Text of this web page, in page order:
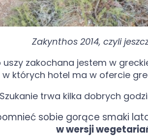
Zakynthos 2014, czyli
uszy zakochana jestem w
w których hotel ma w ofercie
Szukanie trwa kilka dobrych
sobie gorące smaki
w wersji